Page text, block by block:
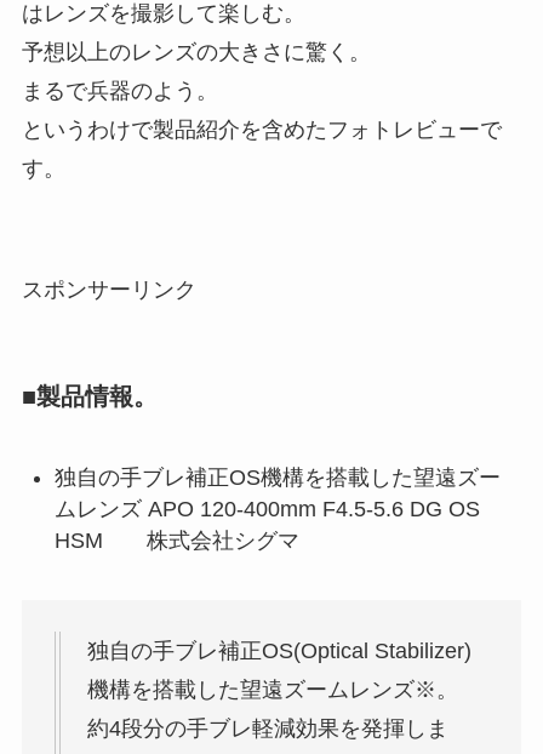
はレンズを撮影して楽しむ。
予想以上のレンズの大きさに驚く。
まるで兵器のよう。
というわけで製品紹介を含めたフォトレビューで
す。
スポンサーリンク
■製品情報。
独自の手ブレ補正OS機構を搭載した望遠ズー
ムレンズ APO 120-400mm F4.5-5.6 DG OS
HSM 株式会社シグマ
独自の手ブレ補正OS(Optical Stabilizer)
機構を搭載した望遠ズームレンズ※。
約4段分の手ブレ軽減効果を発揮しま